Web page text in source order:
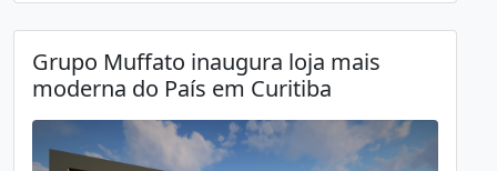
Grupo Muffato inaugura loja mais
moderna do País em Curitiba